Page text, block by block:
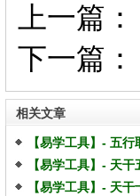
上一篇：
下一篇：
相关文章
【易学工具】- 五行
【易学工具】- 天干
【易学工具】- 天干